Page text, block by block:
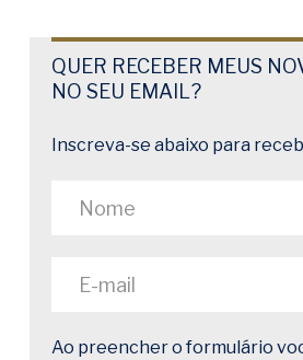
QUER RECEBER MEUS
NO SEU EMAIL?
Inscreva-se abaixo para
Ao preencher o formulário